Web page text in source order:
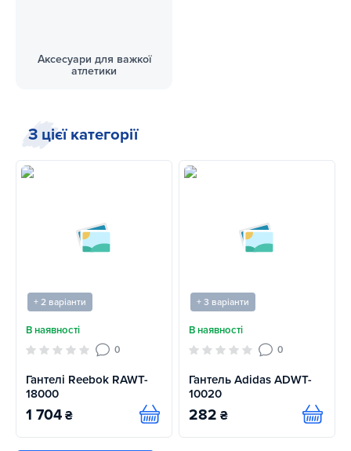
Аксесуари для важкої
атлетики
З цієї категорії
+ 2 варіанти
В наявності
0
Гантелі Reebok RAWT-
18000
1 704 ₴ Купити
+ 3 варіанти
В наявності
0
Гантель Adidas ADWT-
10020
282 ₴ Купити